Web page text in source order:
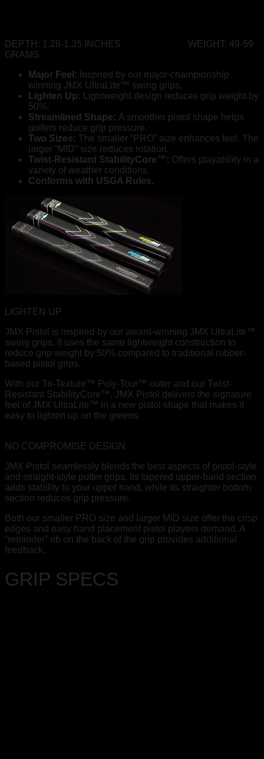
DEPTH: 1.28-1.35 INCHES
WEIGHT: 49-59
GRAMS
Major Feel: Inspired by our major-championship
winning JMX UltraLite™ swing grips.
Lighten Up: Lightweight design reduces grip weight by
50%.
Streamlined Shape: A smoother pistol shape helps
golfers reduce grip pressure.
Two Sizes: The smaller “PRO” size enhances feel. The
larger “MID” size reduces rotation.
Twist-Resistant StabilityCore™: Offers playability in a
variety of weather conditions.
Conforms with USGA Rules.
LIGHTEN UP
JMX Pistol is inspired by our award-winning JMX UltraLite™
swing grips. It uses the same lightweight construction to
reduce grip weight by 50% compared to traditional rubber-
based pistol grips.
With our Tri-Texture™ Poly-Tour™ outer and our Twist-
Resistant StabilityCore™, JMX Pistol delivers the signature
feel of JMX UltraLite™ in a new pistol shape that makes it
easy to lighten up on the greens.
NO COMPROMISE DESIGN
JMX Pistol seamlessly blends the best aspects of pistol-style
and straight-style putter grips. Its tapered upper-hand section
adds stability to your upper hand, while its straighter bottom
section reduces grip pressure.
Both our smaller PRO size and larger MID size offer the crisp
edges and easy hand placement pistol players demand. A
“reminder” rib on the back of the grip provides additional
feedback.
GRIP SPECS